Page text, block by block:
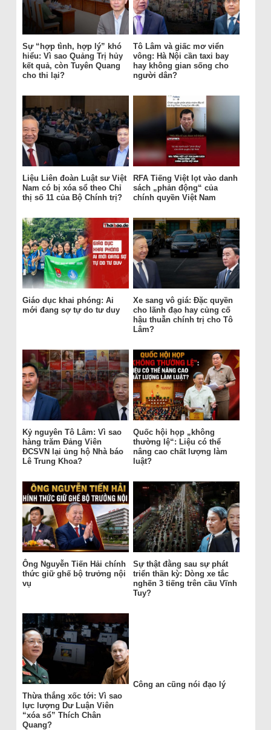
Sự “hợp tình, hợp lý” khó
hiểu: Vì sao Quảng Trị hủy
kết quả, còn Tuyên Quang
cho thi lại?
Tô Lâm và giấc mơ viển
vông: Hà Nội cần taxi bay
hay không gian sống cho
người dân?
Liệu Liên đoàn Luật sư Việt
Nam có bị xóa sổ theo Chỉ
thị số 11 của Bộ Chính trị?
RFA Tiếng Việt lọt vào danh
sách „phản động“ của
chính quyền Việt Nam
Giáo dục khai phóng: Ai
mới đang sợ tự do tư duy
Xe sang vô giá: Đặc quyền
cho lãnh đạo hay củng cố
hậu thuẫn chính trị cho Tô
Lâm?
Kỷ nguyên Tô Lâm: Vì sao
hàng trăm Đảng Viên
ĐCSVN lại ủng hộ Nhà báo
Lê Trung Khoa?
Quốc hội họp „không
thường lệ“: Liệu có thể
nâng cao chất lượng làm
luật?
Ông Nguyễn Tiến Hải chính
thức giữ ghế bộ trưởng nội
vụ
Sự thật đằng sau sự phát
triển thần kỳ: Dòng xe tắc
nghẽn 3 tiếng trên cầu Vĩnh
Tuy?
Thừa thắng xốc tới: Vì sao
lực lượng Dư Luận Viên
“xóa sổ” Thích Chân
Quang?
Công an cũng nói đạo lý